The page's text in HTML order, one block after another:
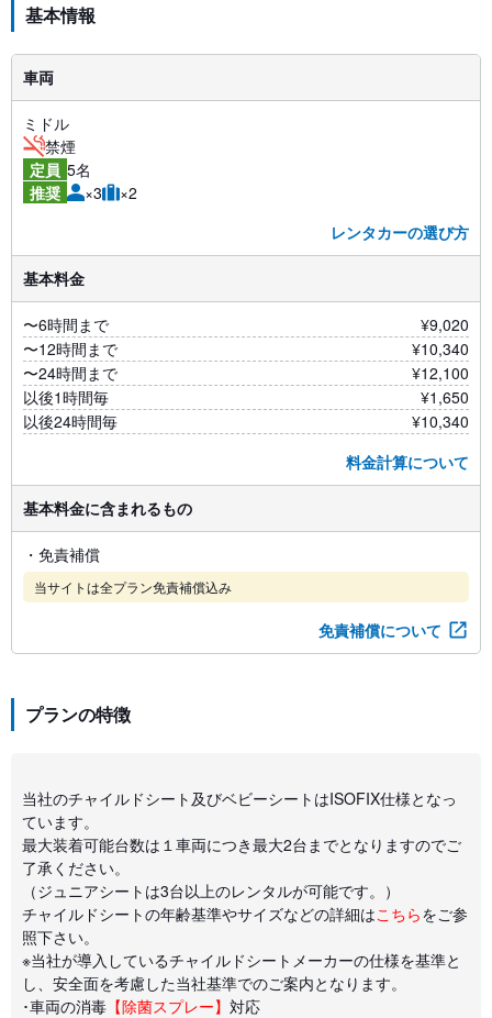
基本情報
車両
ミドル
禁煙
定員 5名
推奨
×3
×2
レンタカーの選び方
基本料金
〜6時間まで
¥9,020
〜12時間まで
¥10,340
〜24時間まで
¥12,100
以後1時間毎
¥1,650
以後24時間毎
¥10,340
料金計算について
基本料金に含まれるもの
・免責補償
当サイトは全プラン免責補償込み
免責補償について
プランの特徴
当社のチャイルドシート及びベビーシートはISOFIX仕様となっ
ています。
最大装着可能台数は１車両につき最大2台までとなりますのでご
了承ください。
（ジュニアシートは3台以上のレンタルが可能です。）
チャイルドシートの年齢基準やサイズなどの詳細はこちらをご参
照下さい。
※当社が導入しているチャイルドシートメーカーの仕様を基準と
し、安全面を考慮した当社基準でのご案内となります。
･車両の消毒 【除菌スプレー】 対応